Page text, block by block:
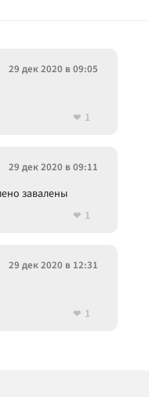
29 дек 2020 в 09:05
1
29 дек 2020 в 09:11
завалены
1
29 дек 2020 в 12:31
1